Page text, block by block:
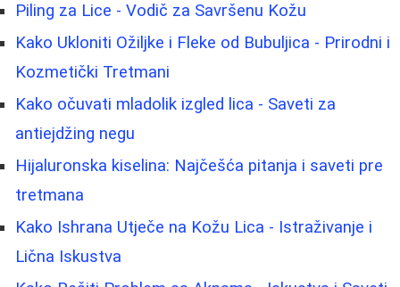
Piling za Lice - Vodič za Savršenu Kožu
Kako Ukloniti Ožiljke i Fleke od Bubuljica - Prirodni i
Kozmetički Tretmani
Kako očuvati mladolik izgled lica - Saveti za
antiejdžing negu
Hijaluronska kiselina: Najčešća pitanja i saveti pre
tretmana
Kako Ishrana Utječe na Kožu Lica - Istraživanje i
Lična Iskustva